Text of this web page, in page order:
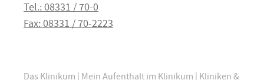
Tel.: 08331 / 70-0
Fax: 08331 / 70-2223